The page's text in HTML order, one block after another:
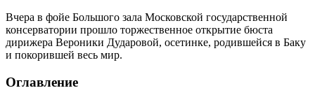
Вчера в фойе Большого зала Московской государственной
консерватории прошло торжественное открытие бюста
дирижера Вероники Дударовой, осетинке, родившейся в Баку
и покорившей весь мир.
Оглавление